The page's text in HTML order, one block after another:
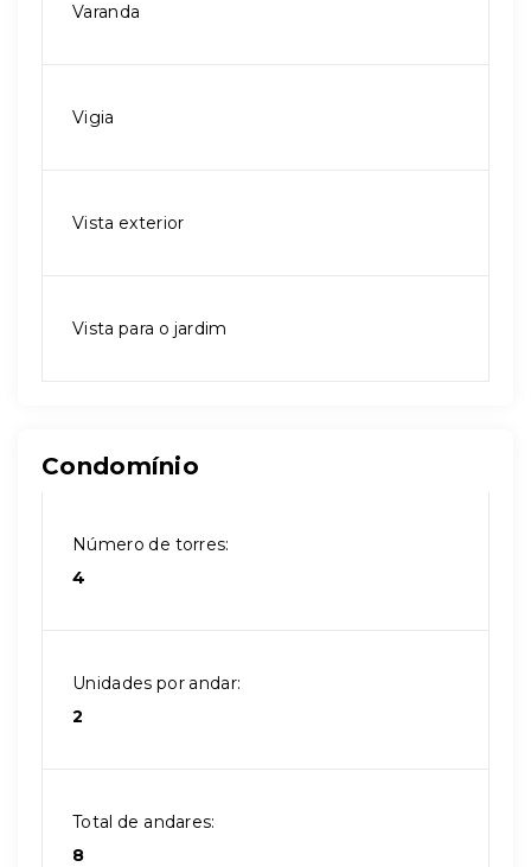
Varanda
Vigia
Vista exterior
Vista para o jardim
Condomínio
Número de torres:
4
Unidades por andar:
2
Total de andares:
8